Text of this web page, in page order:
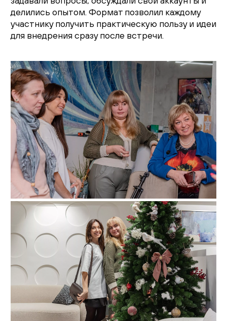
делились опытом. Формат позволил каждому
участнику получить практическую пользу и идеи
для внедрения сразу после встречи.